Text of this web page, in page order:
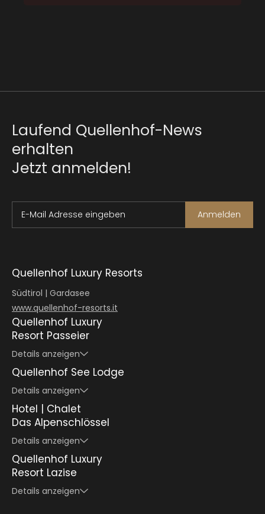
Laufend Quellenhof-News
erhalten
Jetzt anmelden!
E-Mail Adresse eingeben Anmelden
Quellenhof Luxury Resorts
Südtirol | Gardasee
www.quellenhof-resorts.it
Quellenhof Luxury
Resort Passeier
Details anzeigen
Quellenhof See Lodge
Details anzeigen
Hotel | Chalet
Das Alpenschlössel
Details anzeigen
Quellenhof Luxury
Resort Lazise
Details anzeigen
Quellenhof Luxury Resort Passeier
Quellenhof See Lodge
Hotel | Chalet Das Alpenschlössel
Quellenhof Luxury Resort Passeier
Quellenhof See Lodge
Hotel | Chalet Das Alpenschlössel
Quellenhof Luxury Resort Passeier
Quellenhof See Lodge
Hotel | Chalet Das Alpenschlössel
Quellenhof Luxury Resort Passeier